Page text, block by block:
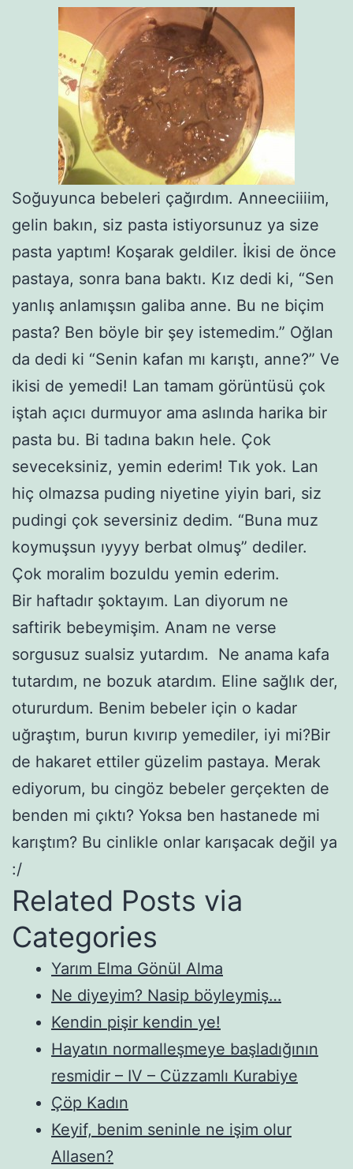
Soğuyunca bebeleri çağırdım. Anneeciiiim,
gelin bakın, siz pasta istiyorsunuz ya size
pasta yaptım! Koşarak geldiler. İkisi de önce
pastaya, sonra bana baktı. Kız dedi ki, “Sen
yanlış anlamışsın galiba anne. Bu ne biçim
pasta? Ben böyle bir şey istemedim.” Oğlan
da dedi ki “Senin kafan mı karıştı, anne?” Ve
ikisi de yemedi! Lan tamam görüntüsü çok
iştah açıcı durmuyor ama aslında harika bir
pasta bu. Bi tadına bakın hele. Çok
seveceksiniz, yemin ederim! Tık yok. Lan
hiç olmazsa puding niyetine yiyin bari, siz
pudingi çok seversiniz dedim. “Buna muz
koymuşsun ıyyyy berbat olmuş” dediler.
Çok moralim bozuldu yemin ederim.
Bir haftadır şoktayım. Lan diyorum ne
saftirik bebeymişim. Anam ne verse
sorgusuz sualsiz yutardım. Ne anama kafa
tutardım, ne bozuk atardım. Eline sağlık der,
otururdum. Benim bebeler için o kadar
uğraştım, burun kıvırıp yemediler, iyi mi?Bir
de hakaret ettiler güzelim pastaya. Merak
ediyorum, bu cingöz bebeler gerçekten de
benden mi çıktı? Yoksa ben hastanede mi
karıştım? Bu cinlikle onlar karışacak değil ya
:/
Related Posts via
Categories
Yarım Elma Gönül Alma
Ne diyeyim? Nasip böyleymiş…
Kendin pişir kendin ye!
Hayatın normalleşmeye başladığının
resmidir – IV – Cüzzamlı Kurabiye
Çöp Kadın
Keyif, benim seninle ne işim olur
Allasen?